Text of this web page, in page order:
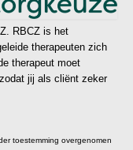
RBCZ is het
therapeuten zich
therapeut moet
jij als cliënt zeker
toestemming overgenomen